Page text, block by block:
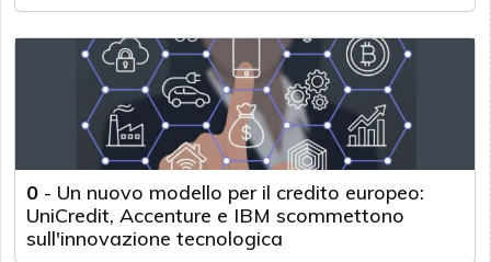
0 - Un nuovo modello per il credito europeo:
UniCredit, Accenture e IBM scommettono
sull'innovazione tecnologica